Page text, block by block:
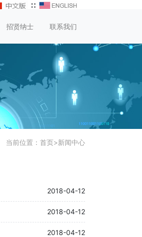
∷
招贤纳士 联系我们
当前位置： 首页>新闻中心
2018-04-12
2018-04-12
2018-04-12